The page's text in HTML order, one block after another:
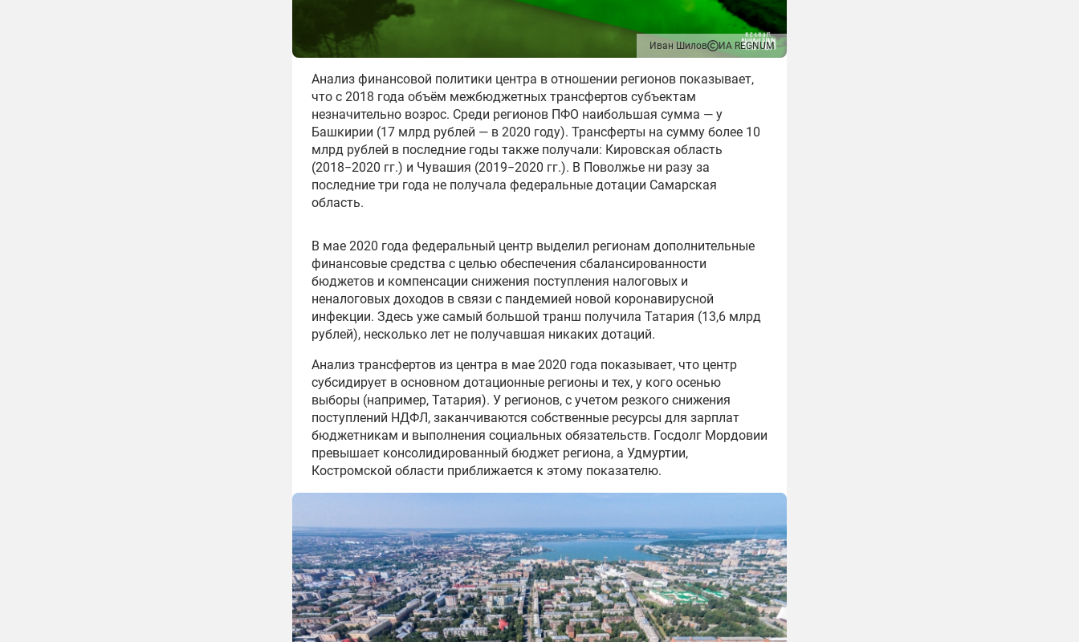
Иван Шилов ИА REGNUM
Анализ финансовой политики центра в отношении регионов показывает,
что с 2018 года объём межбюджетных трансфертов субъектам
незначительно возрос. Среди регионов ПФО наибольшая сумма — у
Башкирии (17 млрд рублей — в 2020 году). Трансферты на сумму более 10
млрд рублей в последние годы также получали: Кировская область
(2018−2020 гг.) и Чувашия (2019−2020 гг.). В Поволжье ни разу за
последние три года не получала федеральные дотации Самарская
область.
В мае 2020 года федеральный центр выделил регионам дополнительные
финансовые средства с целью обеспечения сбалансированности
бюджетов и компенсации снижения поступления налоговых и
неналоговых доходов в связи с пандемией новой коронавирусной
инфекции. Здесь уже самый большой транш получила Татария (13,6 млрд
рублей), несколько лет не получавшая никаких дотаций.
Анализ трансфертов из центра в мае 2020 года показывает, что центр
субсидирует в основном дотационные регионы и тех, у кого осенью
выборы (например, Татария). У регионов, с учетом резкого снижения
поступлений НДФЛ, заканчиваются собственные ресурсы для зарплат
бюджетникам и выполнения социальных обязательств. Госдолг Мордовии
превышает консолидированный бюджет региона, а Удмуртии,
Костромской области приближается к этому показателю.